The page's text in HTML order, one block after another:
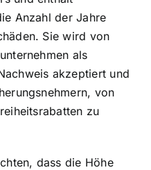
Anzahl der Jahre
Sie wird von
als
akzeptiert und
von
zu
dass die Höhe